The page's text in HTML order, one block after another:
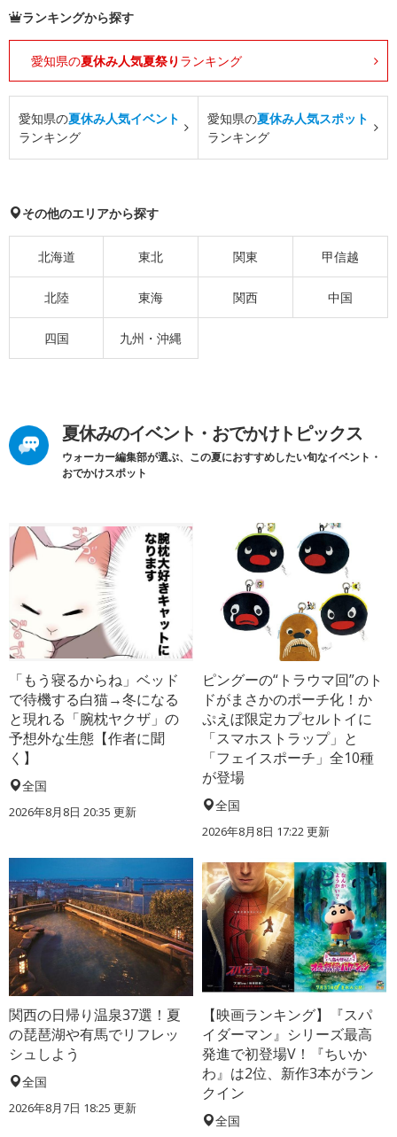
ランキングから探す
愛知県の夏休み人気夏祭り ランキング
愛知県の夏休み人気イベント
ランキング
愛知県の夏休み人気スポット
ランキング
その他のエリアから探す
北海道 東北 関東 甲信越
北陸 東海 関西 中国
四国 九州・沖縄
夏休みのイベント・おでかけトピックス
ウォーカー編集部が選ぶ、この夏におすすめしたい旬なイベント・
おでかけスポット
「もう寝るからね」ベッド
で待機する白猫→冬になる
と現れる「腕枕ヤクザ」の
予想外な生態【作者に聞
く】
全国
2026年8月8日 20:35 更新
ピングーの“トラウマ回”のト
ドがまさかのポーチ化！か
ぷえぼ限定カプセルトイに
「スマホストラップ」と
「フェイスポーチ」全10種
が登場
全国
2026年8月8日 17:22更新
関西の日帰り温泉37選！夏
の琵琶湖や有馬でリフレッ
シュしよう
全国
2026年8月7日 18:25 更新
【映画ランキング】『スパ
イダーマン』シリーズ最高
発進で初登場V！『ちいか
わ』は2位、新作3本がラン
クイン
全国